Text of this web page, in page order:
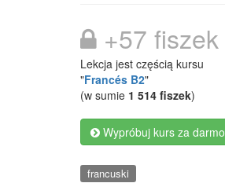
+57 fiszek
Lekcja jest częścią kursu
"Francés B2"
(w sumie 1 514 fiszek)
Wypróbuj kurs za darmo
francuski